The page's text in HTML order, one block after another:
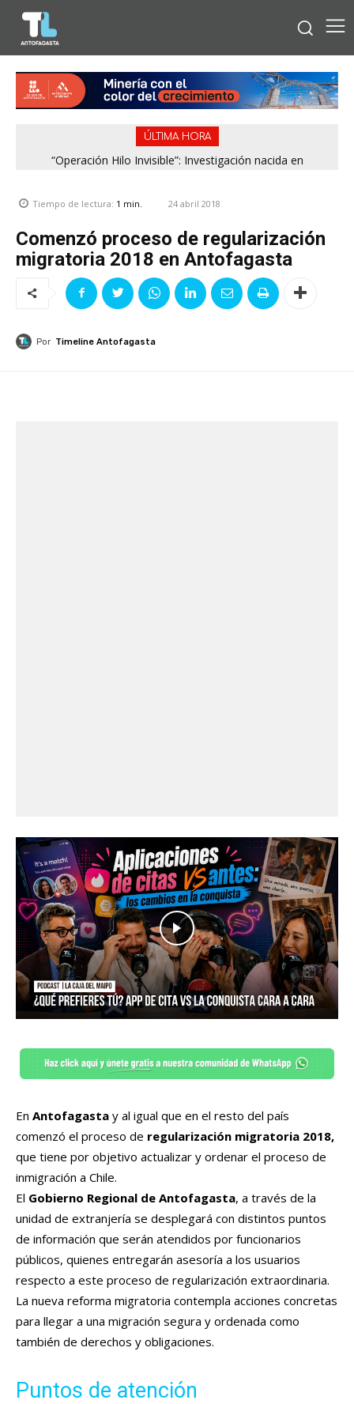
ÚLTIMA HORA
“Operación Hilo Invisible”: Investigación nacida en
Tiempo de lectura: 1 min. 24 abril 2018
Comenzó proceso de regularización
migratoria 2018 en Antofagasta
Por Timeline Antofagasta
En Antofagasta y al igual que en el resto del país
comenzó el proceso de regularización migratoria 2018,
que tiene por objetivo actualizar y ordenar el proceso de
inmigración a Chile.
El Gobierno Regional de Antofagasta, a través de la
unidad de extranjería se desplegará con distintos puntos
de información que serán atendidos por funcionarios
públicos, quienes entregarán asesoría a los usuarios
respecto a este proceso de regularización extraordinaria.
La nueva reforma migratoria contempla acciones concretas
para llegar a una migración segura y ordenada como
también de derechos y obligaciones.
Puntos de atención